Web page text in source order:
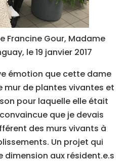
Francine Gour, Madame
le 19 janvier 2017
émotion que cette dame
mur de plantes vivantes et
pour laquelle elle était
que je devais
des murs vivants à
Un projet qui
aux résident.e.s